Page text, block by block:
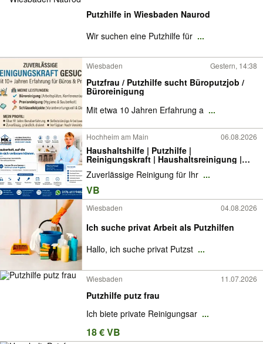
Putzhilfe in Wiesbaden Naurod
Wir suchen eine Putzhilfe für ...
Wiesbaden Gestern, 14:38
Putzfrau / Putzhilfe sucht Büroputzjob /
Büroreinigung
Mit etwa 10 Jahren Erfahrung a ...
Hochheim am Main 06.08.2026
Haushaltshilfe | Putzhilfe |
Reinigungskraft | Haushaltsreinigung |
Wohnung & Haus | regelmäßig | Rhein-
Main & Umgebung
Zuverlässige Reinigung für Ihr ...
VB
Wiesbaden 04.08.2026
Ich suche privat Arbeit als Putzhilfen
Hallo, ich suche privat Putzst ...
Wiesbaden 11.07.2026
Putzhilfe putz frau
Ich biete private Reinigungsar ...
18 € VB